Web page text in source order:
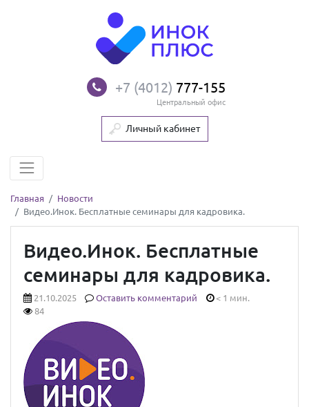
+7 (4012) 777-155
Центральный офис
Личный кабинет
Главная
Новости
Видео.Инок. Бесплатные семинары для кадровика.
Видео.Инок. Бесплатные
семинары для кадровика.
21.10.2025 Оставить комментарий
< 1 мин.
84